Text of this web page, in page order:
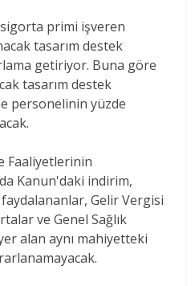
primi işveren
tasarım destek
getiriyor. Buna göre
tasarım destek
personelinin yüzde
Faaliyetlerinin
Kanun'daki indirim,
Gelir Vergisi
ve Genel Sağlık
alan aynı mahiyetteki